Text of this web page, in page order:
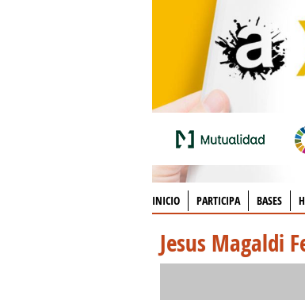
INICIO PARTICIPA BASES
Jesus Magaldi